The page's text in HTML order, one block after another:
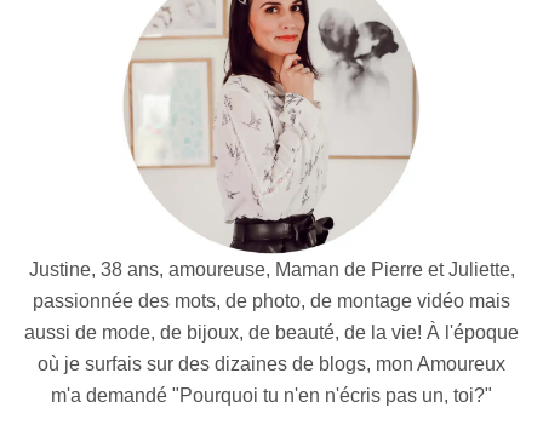
Justine, 38 ans, amoureuse, Maman de Pierre et Juliette,
passionnée des mots, de photo, de montage vidéo mais
aussi de mode, de bijoux, de beauté, de la vie! À l'époque
où je surfais sur des dizaines de blogs, mon Amoureux
m'a demandé "Pourquoi tu n'en n'écris pas un, toi?"